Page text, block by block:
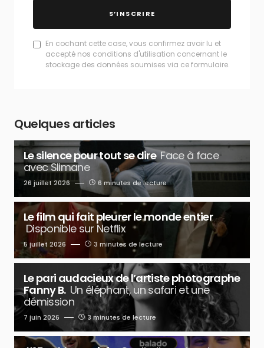
S’INSCRIRE
En cochant cette case, vous confirmez avoir lu et
accepté nos conditions d'utilisation concernant le
stockage des données soumises via ce formulaire.
Quelques articles
Le silence pour tout se dire Face à face
avec Slimane
26 juillet 2026 6 minutes de lecture
Le film qui fait pleurer le monde entier
Disponible sur Netflix
5 juillet 2026 3 minutes de lecture
Le pari audacieux de l’artiste photographe
Fanny B. Un éléphant, un safari et une
démission
7 juin 2026 3 minutes de lecture